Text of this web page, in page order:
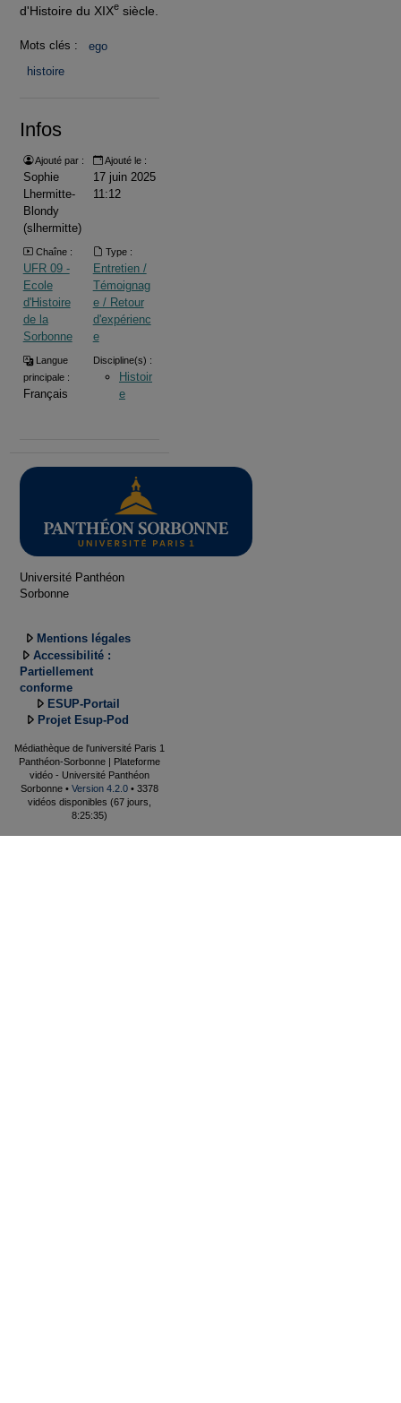
d'Histoire du XIXe siècle.
Mots clés :
ego
histoire
Infos
Ajouté par :
Sophie
Lhermitte-
Blondy
(slhermitte)
Ajouté le :
17 juin 2025
11:12
Chaîne :
UFR 09 -
Ecole
d'Histoire
de la
Sorbonne
Type :
Entretien /
Témoignag
e / Retour
d'expérienc
e
Langue
principale :
Français
Discipline(s) :
Histoir
e
Université Panthéon
Sorbonne
Mentions légales
Accessibilité :
Partiellement
conforme
ESUP-Portail
Projet Esup-Pod
Médiathèque de l'université Paris 1
Panthéon-Sorbonne | Plateforme
vidéo - Université Panthéon
Sorbonne • Version 4.2.0 • 3378
vidéos disponibles (67 jours,
8:25:35)